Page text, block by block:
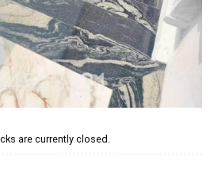
are currently closed.